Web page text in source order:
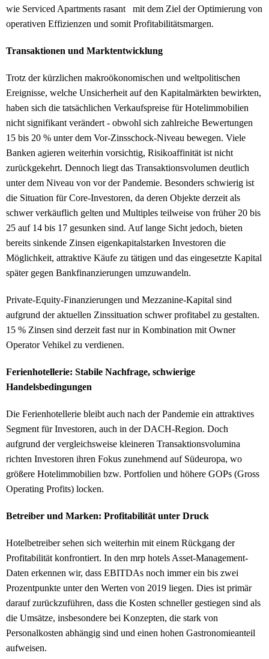
wie Serviced Apartments rasant mit dem Ziel der Optimierung von
operativen Effizienzen und somit Profitabilitätsmargen.
Transaktionen und Marktentwicklung
Trotz der kürzlichen makroökonomischen und weltpolitischen
Ereignisse, welche Unsicherheit auf den Kapitalmärkten bewirkten,
haben sich die tatsächlichen Verkaufspreise für Hotelimmobilien
nicht signifikant verändert - obwohl sich zahlreiche Bewertungen
15 bis 20 % unter dem Vor-Zinsschock-Niveau bewegen. Viele
Banken agieren weiterhin vorsichtig, Risikoaffinität ist nicht
zurückgekehrt. Dennoch liegt das Transaktionsvolumen deutlich
unter dem Niveau von vor der Pandemie. Besonders schwierig ist
die Situation für Core-Investoren, da deren Objekte derzeit als
schwer verkäuflich gelten und Multiples teilweise von früher 20 bis
25 auf 14 bis 17 gesunken sind. Auf lange Sicht jedoch, bieten
bereits sinkende Zinsen eigenkapitalstarken Investoren die
Möglichkeit, attraktive Käufe zu tätigen und das eingesetzte Kapital
später gegen Bankfinanzierungen umzuwandeln.
Private-Equity-Finanzierungen und Mezzanine-Kapital sind
aufgrund der aktuellen Zinssituation schwer profitabel zu gestalten.
15 % Zinsen sind derzeit fast nur in Kombination mit Owner
Operator Vehikel zu verdienen.
Ferienhotellerie: Stabile Nachfrage, schwierige
Handelsbedingungen
Die Ferienhotellerie bleibt auch nach der Pandemie ein attraktives
Segment für Investoren, auch in der DACH-Region. Doch
aufgrund der vergleichsweise kleineren Transaktionsvolumina
richten Investoren ihren Fokus zunehmend auf Südeuropa, wo
größere Hotelimmobilien bzw. Portfolien und höhere GOPs (Gross
Operating Profits) locken.
Betreiber und Marken: Profitabilität unter Druck
Hotelbetreiber sehen sich weiterhin mit einem Rückgang der
Profitabilität konfrontiert. In den mrp hotels Asset-Management-
Daten erkennen wir, dass EBITDAs noch immer ein bis zwei
Prozentpunkte unter den Werten von 2019 liegen. Dies ist primär
darauf zurückzuführen, dass die Kosten schneller gestiegen sind als
die Umsätze, insbesondere bei Konzepten, die stark von
Personalkosten abhängig sind und einen hohen Gastronomieanteil
aufweisen.